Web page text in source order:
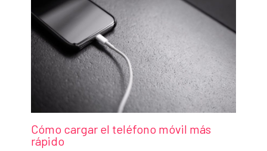
Cómo cargar el teléfono móvil más
rápido